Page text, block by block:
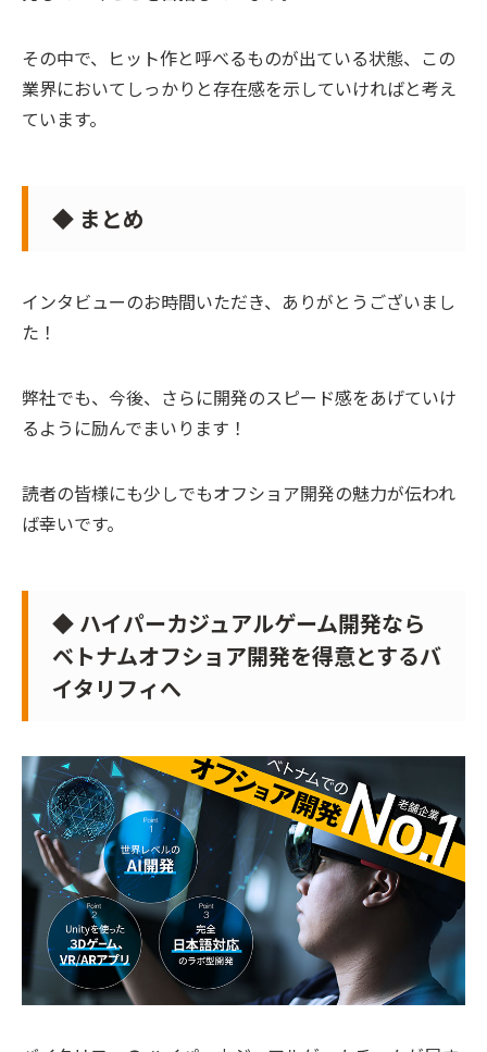
その中で、ヒット作と呼べるものが出ている状態、この
業界においてしっかりと存在感を示していければと考え
ています。
◆ まとめ
インタビューのお時間いただき、ありがとうございまし
た！
弊社でも、今後、さらに開発のスピード感をあげていけ
るように励んでまいります！
読者の皆様にも少しでもオフショア開発の魅力が伝われ
ば幸いです。
◆ ハイパーカジュアルゲーム開発なら
ベトナムオフショア開発を得意とするバ
イタリフィへ